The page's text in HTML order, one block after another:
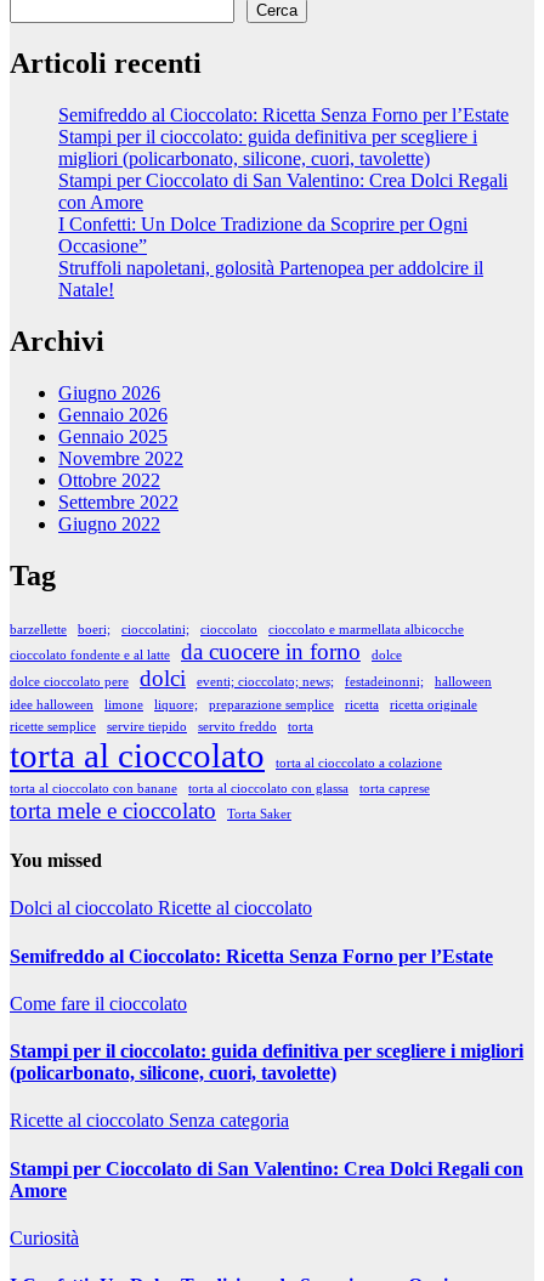
Cerca
Articoli recenti
Semifreddo al Cioccolato: Ricetta Senza Forno per l’Estate
Stampi per il cioccolato: guida definitiva per scegliere i
migliori (policarbonato, silicone, cuori, tavolette)
Stampi per Cioccolato di San Valentino: Crea Dolci Regali
con Amore
I Confetti: Un Dolce Tradizione da Scoprire per Ogni
Occasione”
Struffoli napoletani, golosità Partenopea per addolcire il
Natale!
Archivi
Giugno 2026
Gennaio 2026
Gennaio 2025
Novembre 2022
Ottobre 2022
Settembre 2022
Giugno 2022
Tag
barzellette boeri; cioccolatini; cioccolato
cioccolato e marmellata albicocche
cioccolato fondente e al latte
da cuocere in forno
dolce
dolce cioccolato pere
dolci eventi; cioccolato; news; festadeinonni;
halloween
idee halloween
limone liquore; preparazione semplice ricetta
ricetta originale
ricette semplice
servire tiepido servito freddo torta
torta al cioccolato
torta al cioccolato a colazione
torta al cioccolato con banane
torta al cioccolato con glassa torta caprese
torta mele e cioccolato Torta Saker
You missed
Dolci al cioccolato Ricette al cioccolato
Semifreddo al Cioccolato: Ricetta Senza Forno per l’Estate
Come fare il cioccolato
Stampi per il cioccolato: guida definitiva per scegliere i migliori
(policarbonato, silicone, cuori, tavolette)
Ricette al cioccolato Senza categoria
Stampi per Cioccolato di San Valentino: Crea Dolci Regali con
Amore
Curiosità